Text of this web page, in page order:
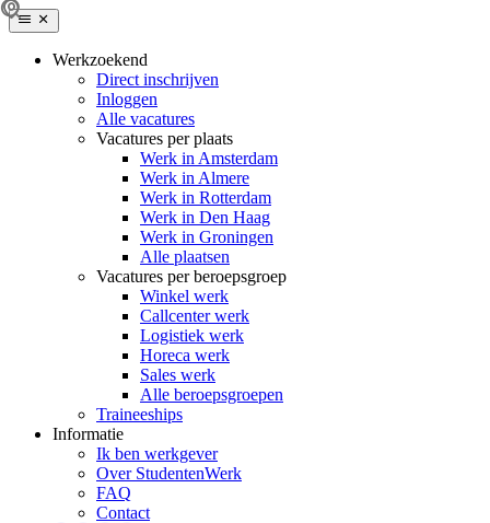
Werkzoekend
Direct inschrijven
Inloggen
Alle vacatures
Vacatures per plaats
Werk in Amsterdam
Werk in Almere
Werk in Rotterdam
Werk in Den Haag
Werk in Groningen
Alle plaatsen
Vacatures per beroepsgroep
Winkel werk
Callcenter werk
Logistiek werk
Horeca werk
Sales werk
Alle beroepsgroepen
Traineeships
Informatie
Ik ben werkgever
Over StudentenWerk
FAQ
Contact